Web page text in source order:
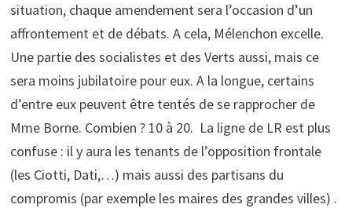
situation, chaque amendement sera l’occasion d’un
affrontement et de débats. A cela, Mélenchon excelle.
Une partie des socialistes et des Verts aussi, mais ce
sera moins jubilatoire pour eux. A la longue, certains
d’entre eux peuvent être tentés de se rapprocher de
Mme Borne. Combien ? 10 à 20. La ligne de LR est plus
confuse : il y aura les tenants de l’opposition frontale
(les Ciotti, Dati,…) mais aussi des partisans du
compromis (par exemple les maires des grandes villes) .